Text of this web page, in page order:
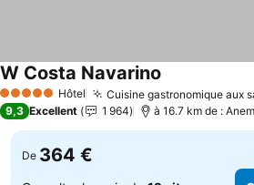
5 Étoiles Hôtel Cuisine gastronomique aux
W Costa Navarino
9,3 Excellent 1 964 à 16.7 km de :
De 364 €